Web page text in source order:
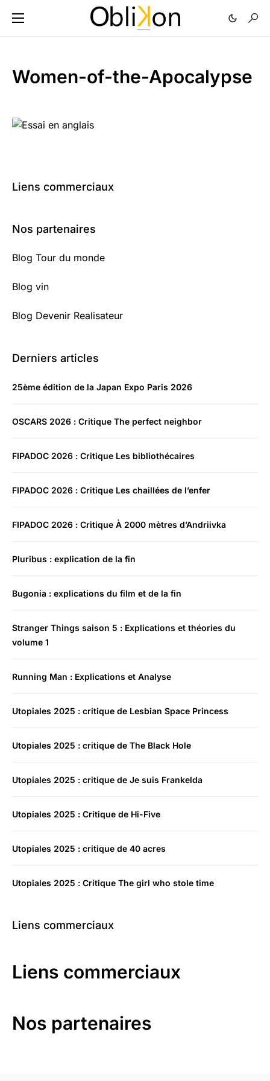
Women-of-the-Apocalypse
Liens commerciaux
Nos partenaires
Blog Tour du monde
Blog vin
Blog Devenir Realisateur
Derniers articles
25ème édition de la Japan Expo Paris 2026
OSCARS 2026 : Critique The perfect neighbor
FIPADOC 2026 : Critique Les bibliothécaires
FIPADOC 2026 : Critique Les chaillées de l’enfer
FIPADOC 2026 : Critique À 2000 mètres d’Andriivka
Pluribus : explication de la fin
Bugonia : explications du film et de la fin
Stranger Things saison 5 : Explications et théories du
volume 1
Running Man : Explications et Analyse
Utopiales 2025 : critique de Lesbian Space Princess
Utopiales 2025 : critique de The Black Hole
Utopiales 2025 : critique de Je suis Frankelda
Utopiales 2025 : Critique de Hi-Five
Utopiales 2025 : critique de 40 acres
Utopiales 2025 : Critique The girl who stole time
Liens commerciaux
Liens commerciaux
Nos partenaires